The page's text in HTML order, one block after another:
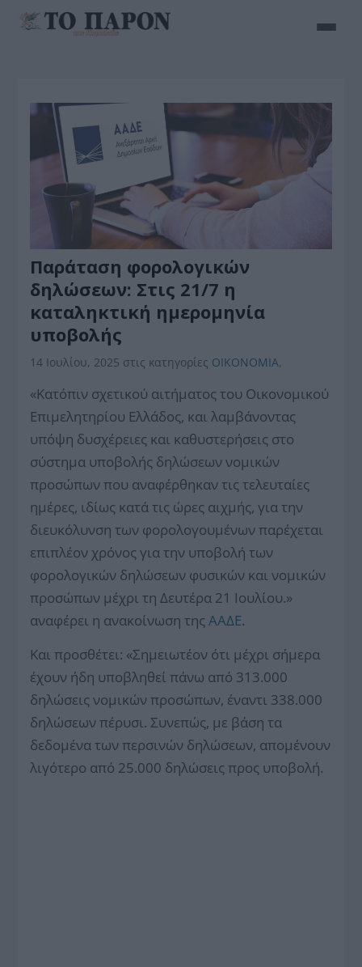
Παράταση φορολογικών
δηλώσεων: Στις 21/7 η
καταληκτική ημερομηνία
υποβολής
14 Ιουλίου, 2025 στις κατηγορίες ΟΙΚΟΝΟΜΙΑ,
«Κατόπιν σχετικού αιτήματος του Οικονομικού
Επιμελητηρίου Ελλάδος, και λαμβάνοντας
υπόψη δυσχέρειες και καθυστερήσεις στο
σύστημα υποβολής δηλώσεων νομικών
προσώπων που αναφέρθηκαν τις τελευταίες
ημέρες, ιδίως κατά τις ώρες αιχμής, για την
διευκόλυνση των φορολογουμένων παρέχεται
επιπλέον χρόνος για την υποβολή των
φορολογικών δηλώσεων φυσικών και νομικών
προσώπων μέχρι τη Δευτέρα 21 Ιουλίου.»
αναφέρει η ανακοίνωση τηςΑΑΔΕ.
Και προσθέτει: «Σημειωτέον ότι μέχρι σήμερα
έχουν ήδη υποβληθεί πάνω από 313.000
δηλώσεις νομικών προσώπων, έναντι 338.000
δηλώσεων πέρυσι. Συνεπώς, με βάση τα
δεδομένα των περσινών δηλώσεων, απομένουν
λιγότερο από 25.000 δηλώσεις προς υποβολή.